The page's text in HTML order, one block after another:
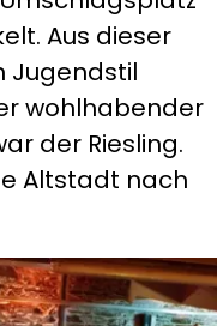
Aus dieser
Jugendstil
wohlhabender
der Riesling.
Altstadt nach